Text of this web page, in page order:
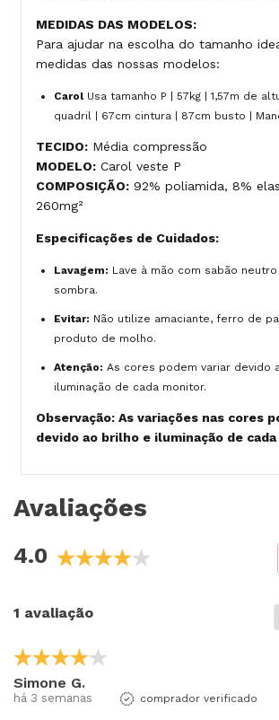
MEDIDAS DAS MODELOS:
Para ajudar na escolha do tamanho
medidas das nossas modelos:
Carol Usa tamanho P | 57kg | 1,57m de
quadril | 67cm cintura | 87cm busto |
TECIDO: Média compressão
MODELO: Carol veste P
COMPOSIÇÃO: 92% poliamida, 8%
260mg²
Especificações de Cuidados:
Lavagem: Lave à mão com sabão
sombra.
Evitar: Não utilize amaciante, ferro de
produto de molho.
Atenção: As cores podem variar devido
iluminação de cada monitor.
Observação: As variações nas cores
devido ao brilho e iluminação de
Avaliações
4.0
1 avaliação
Simone G.
há 3 semanas comprador verificado